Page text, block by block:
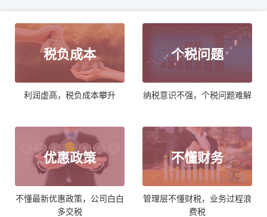
税负成本
利润虚高，税负成本攀升
个税问题
纳税意识不强，个税问题难解
优惠政策
不懂最新优惠政策，公司白白
多交税
不懂财务
管理层不懂财税，业务过程浪
费税